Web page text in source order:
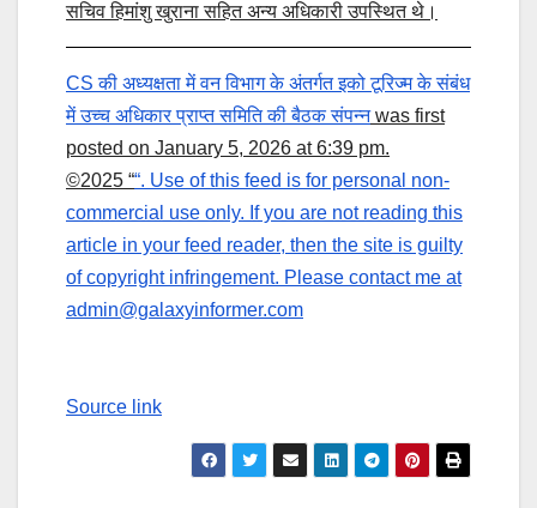
सचिव हिमांशु खुराना सहित अन्य अधिकारी उपस्थित थे।
CS की अध्यक्षता में वन विभाग के अंतर्गत इको टूरिज्म के संबंध
में उच्च अधिकार प्राप्त समिति की बैठक संपन्नwas first
posted on January 5, 2026 at 6:39 pm.
©2025 ““. Use of this feed is for personal non-
commercial use only. If you are not reading this
article in your feed reader, then the site is guilty
of copyright infringement. Please contact me at
admin@galaxyinformer.com
Source link